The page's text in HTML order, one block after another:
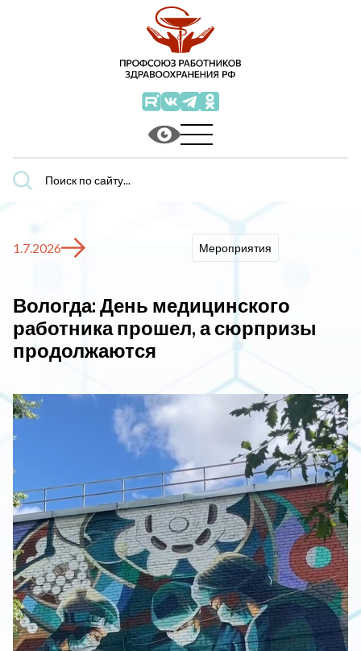
Поиск
по
1.7.2026 Мероприятия
Вологда: День медицинского
работника прошел, а сюрпризы
продолжаются